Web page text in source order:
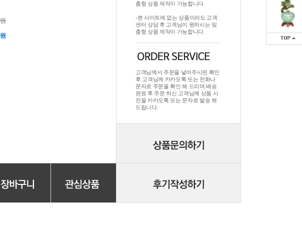
원
춤형 상품 제작이 가능합니다.
-본 사이트에 없는 상품이라도 고객
센터 상담 후 고객님이 원하시는 맞
춤형 상품 제작이 가능합니다.
고객님께서 주문을 넣어주시면 확인
후 고객님께 카카오톡 또는 전화나
문자로 주문을 확인 해 드리며.배송
완료 후 주문 하신 고객님께 상품 사
진을 카카오톡 또는 문자로 발송 해
드립니다.